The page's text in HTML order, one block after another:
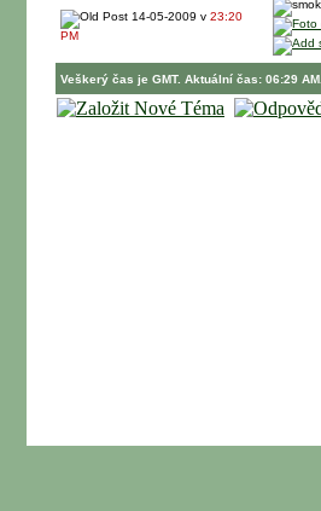
14-05-2009 v 23:20
PM
Veškerý čas je GMT. Aktuální čas: 06:29 AM.